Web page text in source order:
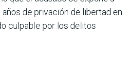
de privación de libertad en
culpable por los delitos